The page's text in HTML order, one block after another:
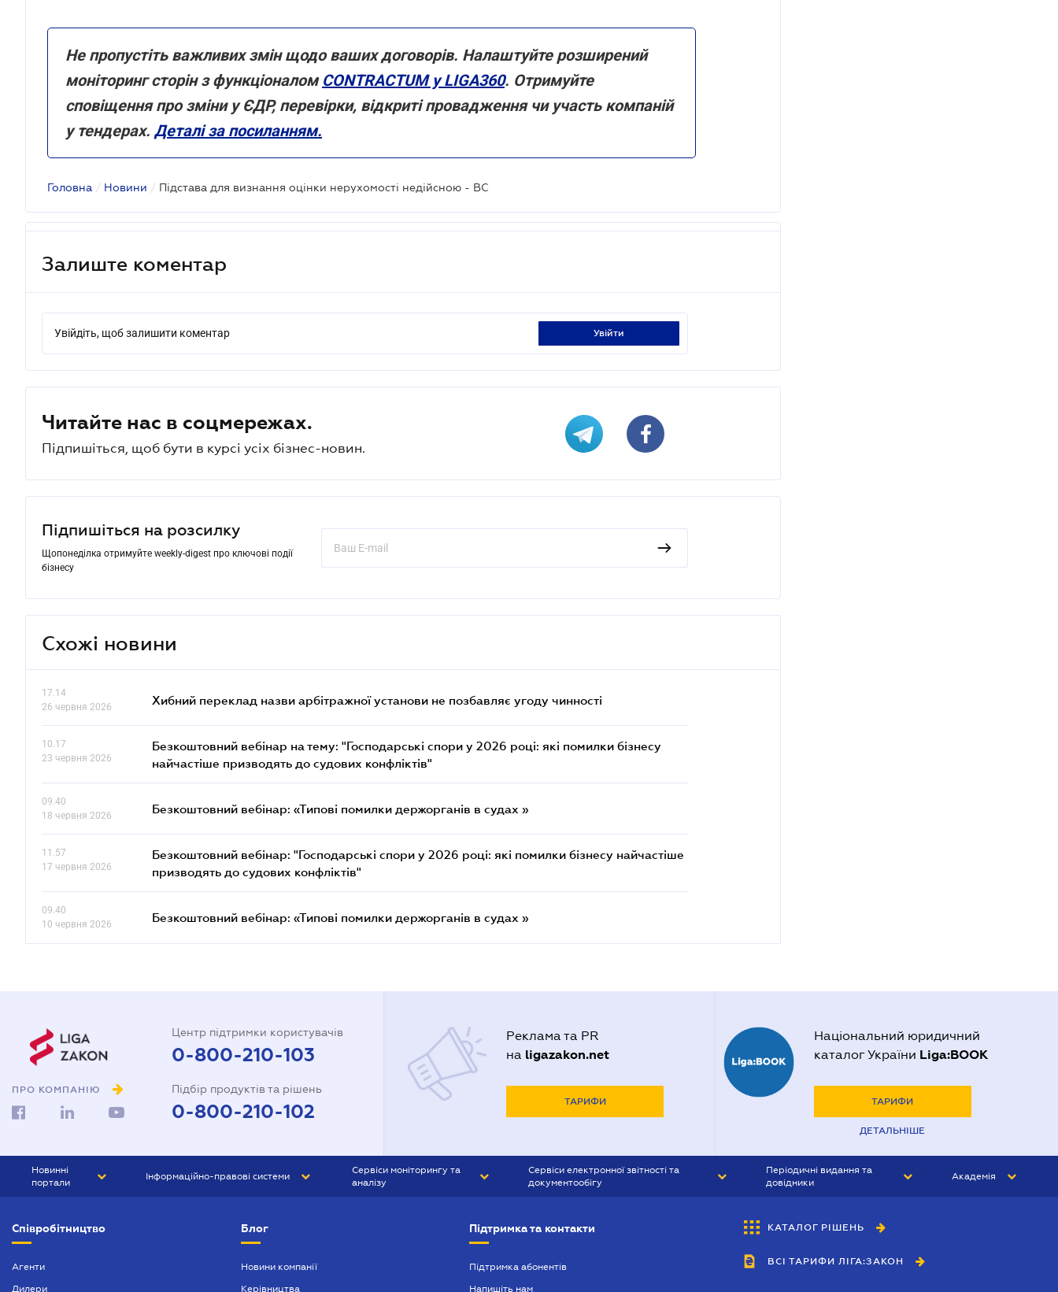
Не пропустіть важливих змін щодо ваших договорів. Налаштуйте розширений
моніторинг сторін з функціоналом CONTRACTUM у LIGA360. Отримуйте
сповіщення про зміни у ЄДР, перевірки, відкриті провадження чи участь компаній
у тендерах. Деталі за посиланням.
Головна / Новини / Підстава для визнання оцінки нерухомості недійсною - ВС
Залиште коментар
Увійдіть, щоб залишити коментар увійти
Читайте нас в соцмережах.
Підпишіться, щоб бути в курсі усіх бізнес-новин.
Підпишіться на розсилку
Щопонеділка отримуйте weekly-digest про ключові події
бізнесу
Схожі новини
17.14
26 червня 2026
Хибний переклад назви арбітражної установи не позбавляє угоду чинності
10.17
23 червня 2026
Безкоштовний вебінар на тему: "Господарські спори у 2026 році: які помилки бізнесу
найчастіше призводять до судових конфліктів"
09.40
18 червня 2026
Безкоштовний вебінар: «Типові помилки держорганів в судах »
11.57
17 червня 2026
Безкоштовний вебінар: "Господарські спори у 2026 році: які помилки бізнесу найчастіше
призводять до судових конфліктів"
09.40
10 червня 2026
Безкоштовний вебінар: «Типові помилки держорганів в судах »
ПРО КОМПАНІЮ
Центр підтримки користувачів
0-800-210-103
Підбір продуктів та рішень
0-800-210-102
Реклама та PR
на ligazakon.net
ТАРИФИ
Національний юридичний
каталог України Liga:BOOK
ТАРИФИ
ДЕТАЛЬНІШЕ
Новинні
портали
БІЗНЕС
Інформаційно-правові системи
БУХГАЛТЕР ПРОФ
Сервіси моніторингу та
аналізу
Сервіси електронної звітності та
документообігу
Періодичні видання та
довідники
БУХГАЛТЕР&ЗАКОН
ВІСНИК МСФЗ
Академія
Співробітництво
Агенти
Дилери
Блог
Новини компанії
Керівництва
Підтримка та контакти
Підтримка абонентів
Напишіть нам
КАТАЛОГ РІШЕНЬ
ВСІ ТАРИФИ ЛІГА:ЗАКОН